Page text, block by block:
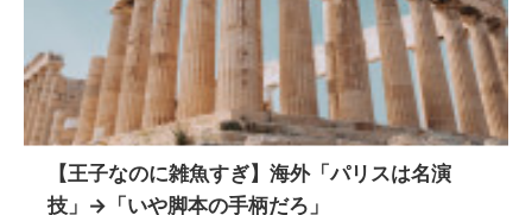
【王子なのに雑魚すぎ】海外「パリスは名演
技」→「いや脚本の手柄だろ」